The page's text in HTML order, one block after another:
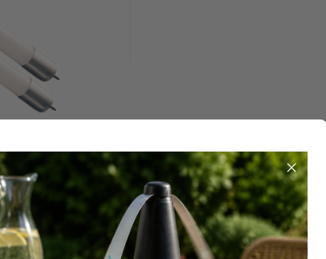
OMSCHRIJVING SPECIFICATIES REVIEWS